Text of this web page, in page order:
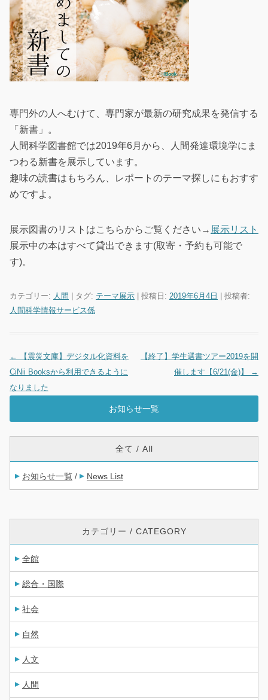
専門外の人へむけて、専門家が最新の研究成果を発信する
「新書」。
人間科学図書館では2019年6月から、人間発達環境学にま
つわる新書を展示しています。
趣味の読書はもちろん、レポートのテーマ探しにもおすす
めですよ。
展示図書のリストはこちらからご覧ください→ 展示リスト
展示中の本はすべて貸出できます(取寄・予約も可能で
す)。
カテゴリー: 人間 | タグ: テーマ展示 | 投稿日: 2019年6月4日
投稿者:
人間科学情報サービス係
投稿ナビゲーション
←
【震災文庫】デジタル化資料を
CiNii Booksから利用できるように
なりました
【終了】学生選書ツアー2019を開
催します【6/21(金)】
→
お知らせ一覧
全て / All
お知らせ一覧 / News List
カテゴリー / CATEGORY
全館
総合・国際
社会
自然
人文
人間